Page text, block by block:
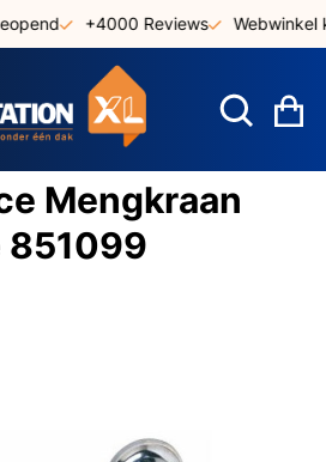
+4000 Reviews Webwinkel
Mengkraan
851099